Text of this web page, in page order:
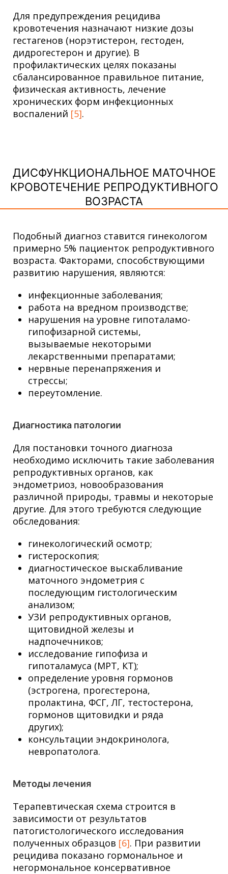
Для предупреждения рецидива
кровотечения назначают низкие дозы
гестагенов (норэтистерон, гестоден,
дидрогестерон и другие). В
профилактических целях показаны
сбалансированное правильное питание,
физическая активность, лечение
хронических форм инфекционных
воспалений [5].
ДИСФУНКЦИОНАЛЬНОЕ МАТОЧНОЕ
КРОВОТЕЧЕНИЕ РЕПРОДУКТИВНОГО
ВОЗРАСТА
Подобный диагноз ставится гинекологом
примерно 5% пациенток репродуктивного
возраста. Факторами, способствующими
развитию нарушения, являются:
инфекционные заболевания;
работа на вредном производстве;
нарушения на уровне гипоталамо-
гипофизарной системы,
вызываемые некоторыми
лекарственными препаратами;
нервные перенапряжения и
стрессы;
переутомление.
Диагностика патологии
Для постановки точного диагноза
необходимо исключить такие заболевания
репродуктивных органов, как
эндометриоз, новообразования
различной природы, травмы и некоторые
другие. Для этого требуются следующие
обследования:
гинекологический осмотр;
гистероскопия;
диагностическое выскабливание
маточного эндометрия с
последующим гистологическим
анализом;
УЗИ репродуктивных органов,
щитовидной железы и
надпочечников;
исследование гипофиза и
гипоталамуса (МРТ, КТ);
определение уровня гормонов
(эстрогена, прогестерона,
пролактина, ФСГ, ЛГ, тестостерона,
гормонов щитовидки и ряда
других);
консультации эндокринолога,
невропатолога.
Методы лечения
Терапевтическая схема строится в
зависимости от результатов
патогистологического исследования
полученных образцов [6]. При развитии
рецидива показано гормональное и
негормональное консервативное